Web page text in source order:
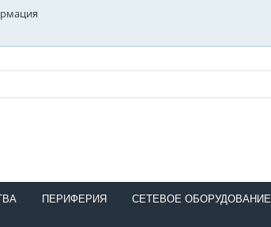
ПЕРИФЕРИЯ СЕТЕВОЕ ОБОРУДОВАНИЕ